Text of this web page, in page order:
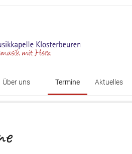
Über uns Termine Aktuelles